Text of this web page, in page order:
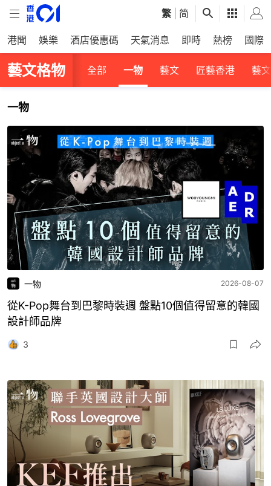
繁 简
港聞 娛樂 酒店優惠碼 天氣消息 即時 熱榜 國際
藝文格物 全部 一物 藝文 匠藝香港 藝
一物
一物 2026-08-07
從K-Pop舞台到巴黎時裝週 盤點10個值得留意的韓國
設計師品牌
3